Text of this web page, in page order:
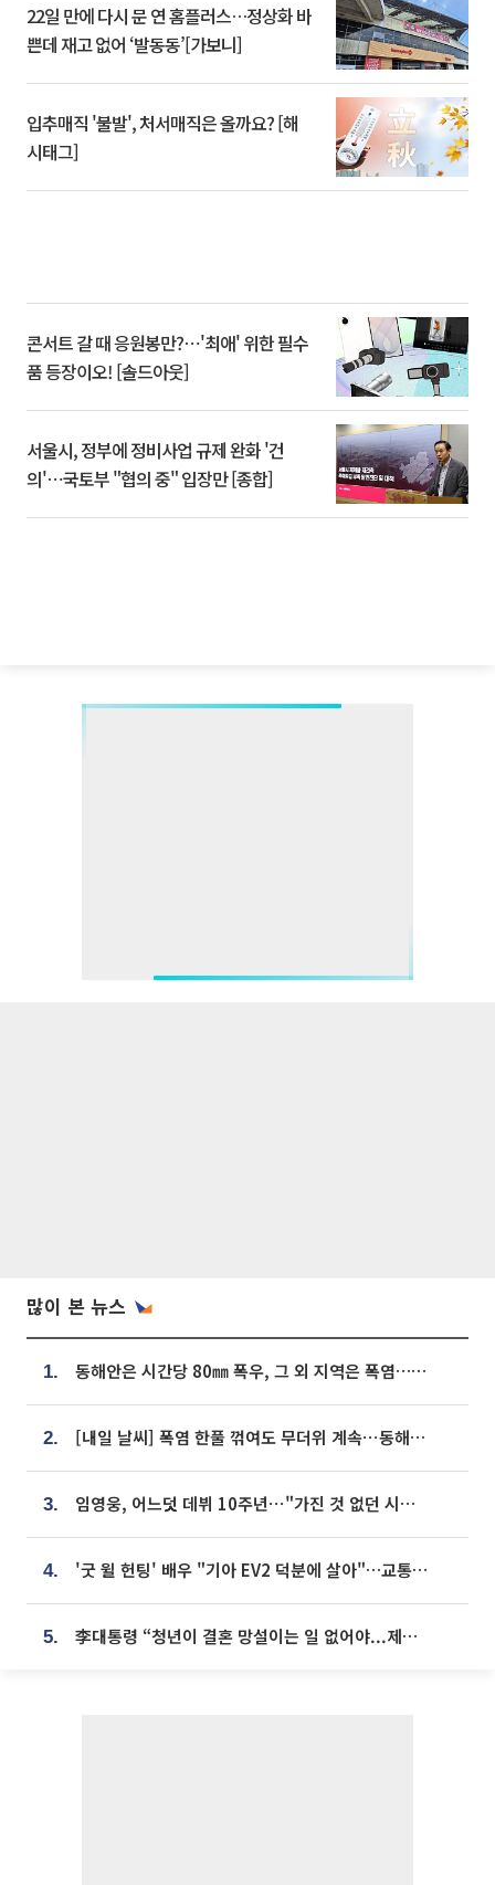
22일 만에 다시 문 연 홈플러스…정상화 바
쁜데 재고 없어 ‘발동동’[가보니]
입추매직 '불발', 처서매직은 올까요? [해
시태그]
콘서트 갈 때 응원봉만?⋯'최애' 위한 필수
품 등장이오! [솔드아웃]
서울시, 정부에 정비사업 규제 완화 '건
의'⋯국토부 "협의 중" 입장만 [종합]
많이 본 뉴스
1. 동해안은 시간당 80㎜ 폭우, 그 외 지역은 폭염…‘극과 극 날씨’
2. [내일 날씨] 폭염 한풀 꺾여도 무더위 계속⋯동해안 이틀 연속 비
3. 임영웅, 어느덧 데뷔 10주년⋯"가진 것 없던 시절, 내 앞엔 20명의 팬뿐"
4. '굿 윌 헌팅' 배우 "기아 EV2 덕분에 살아"…교통사고 후 안전성 극찬
5. 李대통령 “청년이 결혼 망설이는 일 없어야...제도상 불이익 조사”